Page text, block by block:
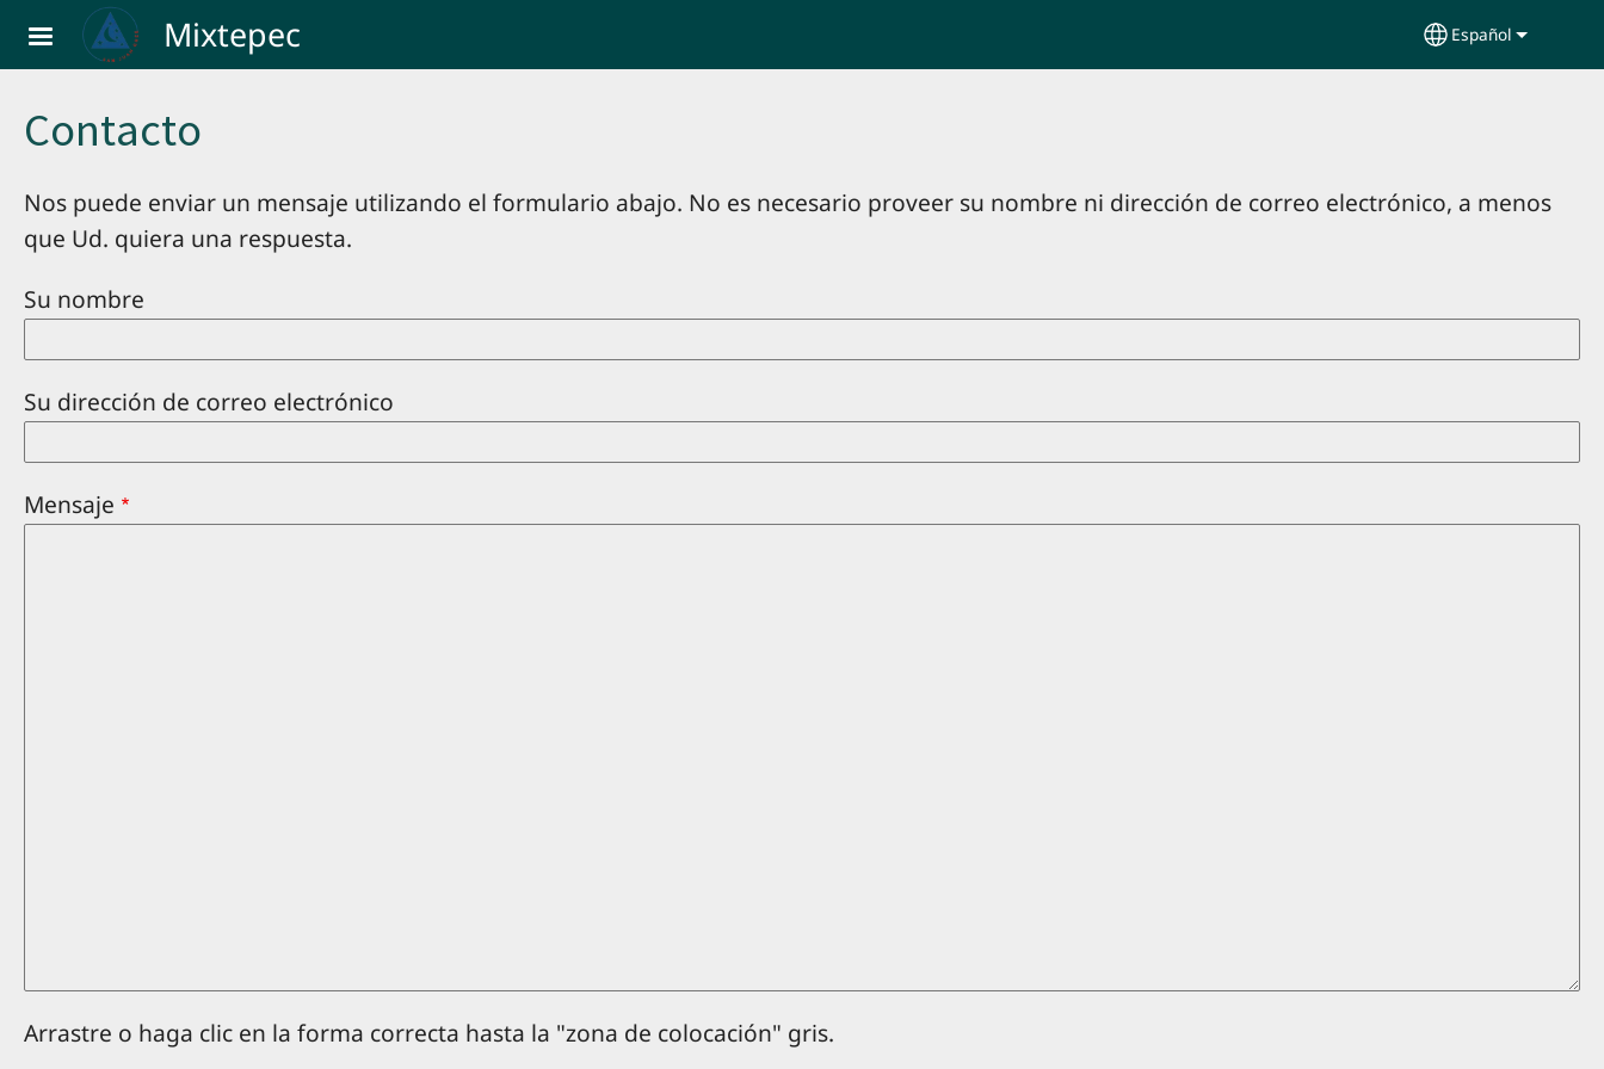
Skip to main contentMixtepec Select your
Español
Contacto
Nos puede enviar un mensaje utilizando el formulario abajo. No es necesario proveer su nombre ni dirección de correo electrónico, a menos
que Ud. quiera una respuesta.
Su nombre
Su dirección de correo electrónico
Mensaje
Arrastre o haga clic en la forma correcta hasta la "zona de colocación" gris.